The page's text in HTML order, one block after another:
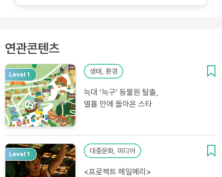
연관콘텐츠
Level 1 생태, 환경
늑대 ‘늑구’ 동물원 탈출,
열흘 만에 돌아온 스타
Level 1 대중문화, 미디어
<프로젝트 헤일메리>